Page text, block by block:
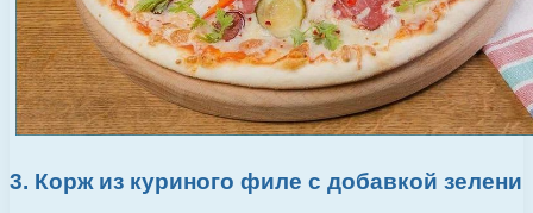
3. Корж из куриного филе с добавкой зелени